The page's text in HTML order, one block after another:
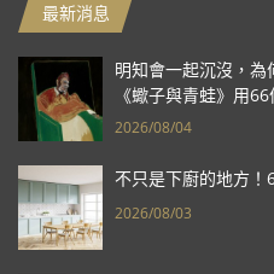
最新消息
明知會一起沉沒，
《蠍子與青蛙》用
2026/08/04
不只是下廚的地方
2026/08/03